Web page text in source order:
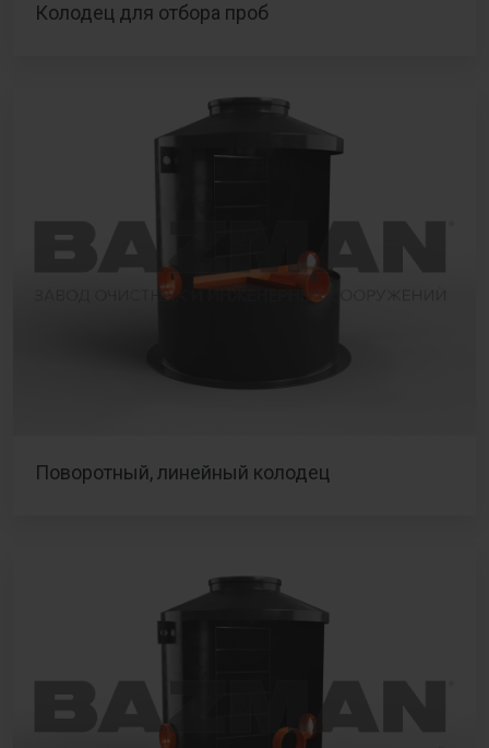
Колодец для отбора проб
Поворотный, линейный колодец